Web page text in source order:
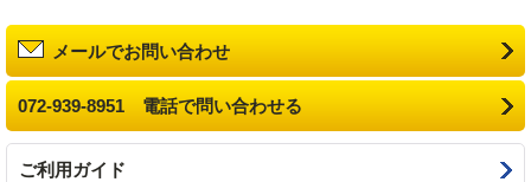
メールでお問い合わせ
072-939-8951 電話で問い合わせる
ご利用ガイド